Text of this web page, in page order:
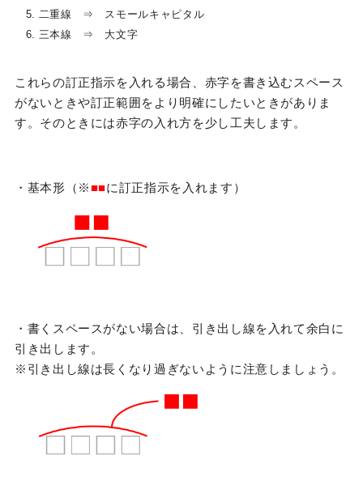
5. 二重線 ⇒ スモールキャピタル
6. 三本線 ⇒ 大文字
これらの訂正指示を入れる場合、赤字を書き込むスペース
がないときや訂正範囲をより明確にしたいときがありま
す。そのときには赤字の入れ方を少し工夫します。
・基本形（※ ■■に訂正指示を入れます）
・書くスペースがない場合は、引き出し線を入れて余白に
引き出します。
※引き出し線は長くなり過ぎないように注意しましょう。